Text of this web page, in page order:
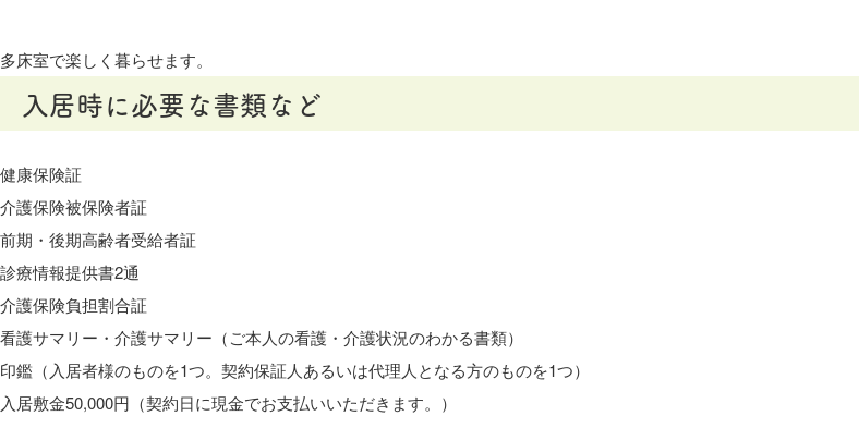
多床室で楽しく暮らせます。
入居時に必要な書類など
健康保険証
介護保険被保険者証
前期・後期高齢者受給者証
診療情報提供書2通
介護保険負担割合証
看護サマリー・介護サマリー（ご本人の看護・介護状況のわかる書類）
印鑑（入居者様のものを1つ。契約保証人あるいは代理人となる方のものを1つ）
入居敷金50,000円（契約日に現金でお支払いいただきます。）